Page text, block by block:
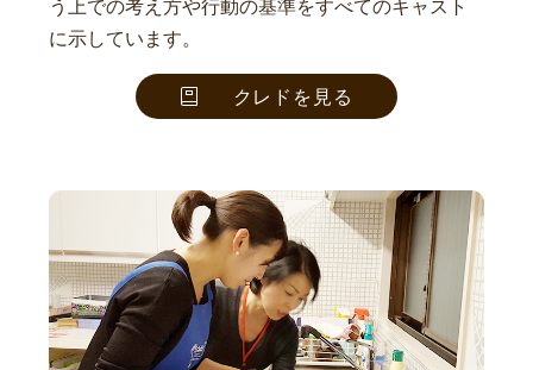
う上での考え方や行動の基準をすべてのキャスト
に示しています。
クレドを見る